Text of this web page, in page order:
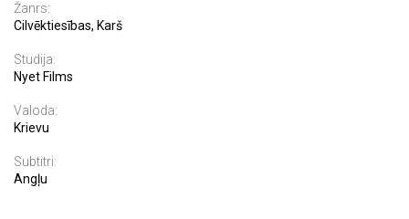
Žanrs:
Cilvēktiesības, Karš
Studija:
Nyet Films
Valoda:
Krievu
Subtitri:
Angļu